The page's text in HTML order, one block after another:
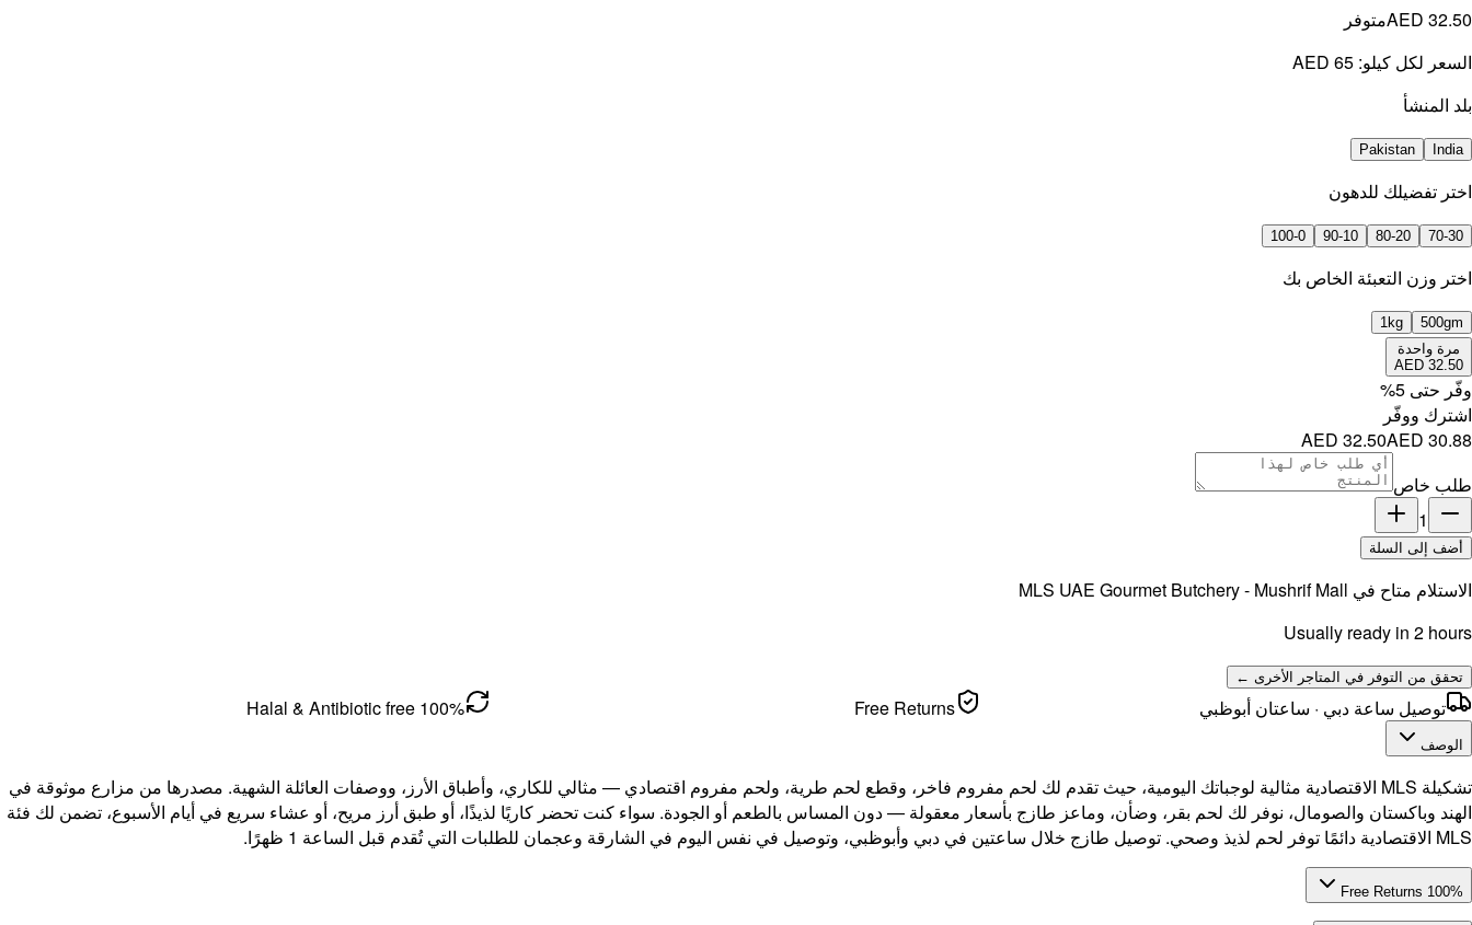
AED 32.50متوفر
السعر لكل كيلو: AED 65
بلد المنشأ
India
Pakistan
اختر تفضيلك للدهون
70-30
80-20
90-10
100-0
⁠اختر وزن التعبئة الخاص بك
500gm
1kg
مرة واحدة
AED 32.50
وفّر حتى 5
%
اشترك ووفّر
AED 32.50AED 30.88
طلب خاص
1
أضف إلى السلة
الاستلام متاح في MLS UAE Gourmet Butchery - Mushrif Mall
Usually ready in 2 hours
تحقق من التوفر في المتاجر الأخرى ←
توصيل ساعة دبي · ساعتان أبوظبي Free Returns
100% Halal & Antibiotic free
الوصف
تشكيلة MLS الاقتصادية مثالية لوجباتك اليومية، حيث تقدم لك لحم مفروم فاخر، وقطع لحم طرية، ولحم مفروم اقتصادي — مثالي للكاري، وأطباق الأرز، ووصفات العائلة الشهية. مصدرها من مزارع موثوقة في
الهند وباكستان والصومال، نوفر لك لحم بقر، وضأن، وماعز طازج بأسعار معقولة — دون المساس بالطعم أو الجودة. سواء كنت تحضر كاريًا لذيذًا، أو طبق أرز مريح، أو عشاء سريع في أيام الأسبوع، تضمن لك فئة
MLS الاقتصادية دائمًا توفر لحم لذيذ وصحي. توصيل طازج خلال ساعتين في دبي وأبوظبي، وتوصيل في نفس اليوم في الشارقة وعجمان للطلبات التي تُقدم قبل الساعة 1 ظهرًا.
100% Free Returns